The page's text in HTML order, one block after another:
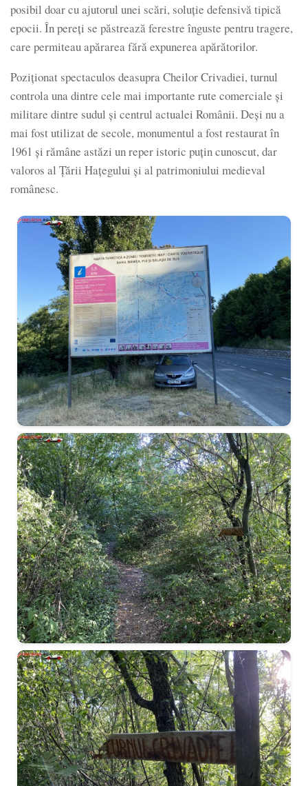
posibil doar cu ajutorul unei scări, soluție defensivă tipică
epocii. În pereți se păstrează ferestre înguste pentru tragere,
care permiteau apărarea fără expunerea apărătorilor.
Poziționat spectaculos deasupra Cheilor Crivadiei, turnul
controla una dintre cele mai importante rute comerciale și
militare dintre sudul și centrul actualei Românii. Deși nu a
mai fost utilizat de secole, monumentul a fost restaurat în
1961 și rămâne astăzi un reper istoric puțin cunoscut, dar
valoros al Țării Hațegului și al patrimoniului medieval
românesc.